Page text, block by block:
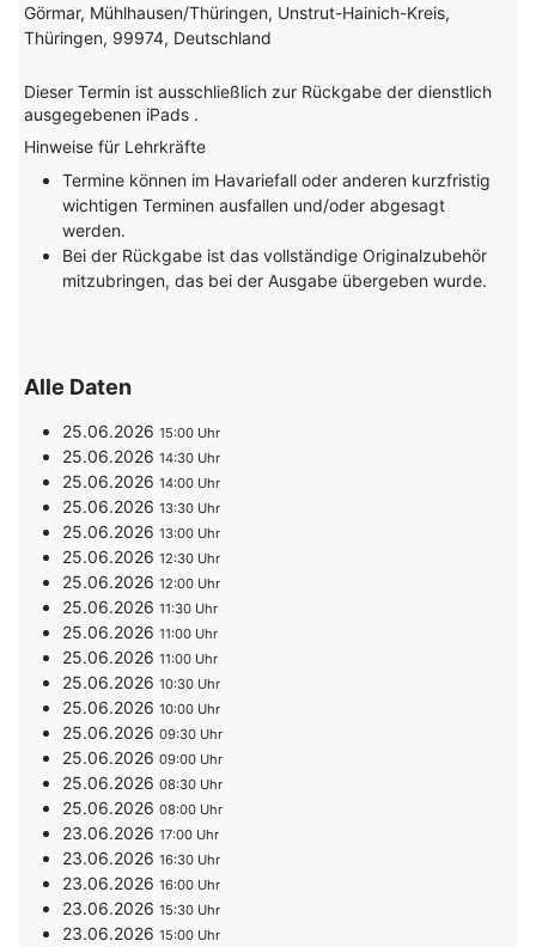
Görmar, Mühlhausen/Thüringen, Unstrut-Hainich-Kreis,
Thüringen, 99974, Deutschland
Dieser Termin ist ausschließlich zur Rückgabe der dienstlich
ausgegebenen iPads .
Hinweise für Lehrkräfte
Termine können im Havariefall oder anderen kurzfristig
wichtigen Terminen ausfallen und/oder abgesagt
werden.
Bei der Rückgabe ist das vollständige Originalzubehör
mitzubringen, das bei der Ausgabe übergeben wurde.
Alle Daten
25.06.202615:00
25.06.202614:30
25.06.202614:00
25.06.202613:30
25.06.202613:00
25.06.202612:30
25.06.202612:00
25.06.202611:30
25.06.202611:00
25.06.202611:00
25.06.202610:30
25.06.202610:00
25.06.202609:30
25.06.202609:00
25.06.202608:30
25.06.202608:00
23.06.202617:00
23.06.202616:30
23.06.202616:00
23.06.202615:30
23.06.202615:00